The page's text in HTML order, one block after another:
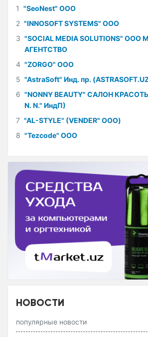
1 "SeoNest" ООО
2 "INNOSOFT SYSTEMS" ООО
3 "SOCIAL MEDIA SOLUTIONS"
АГЕНТСТВО
4 "ZORGO" ООО
5 "AstraSoft" Инд. пр.
6 "NONNY BEAUTY" САЛОН КРАСОТЫ
N. N." ИндП)
7 "AL-STYLE" (VENDER" ООО)
8 "Tezcode" ООО
НОВОСТИ
популярные новости